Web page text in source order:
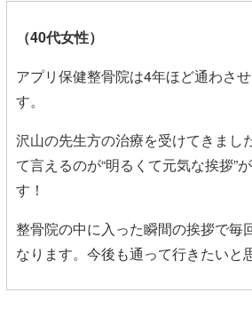
（40代女性）
アプリ保健整骨院は4年ほど通わさ
す。
沢山の先生方の治療を受けてきまし
て言えるのが“明るくて元気な挨拶”
す！
整骨院の中に入った瞬間の挨拶で毎
なります。今後も通って行きたいと